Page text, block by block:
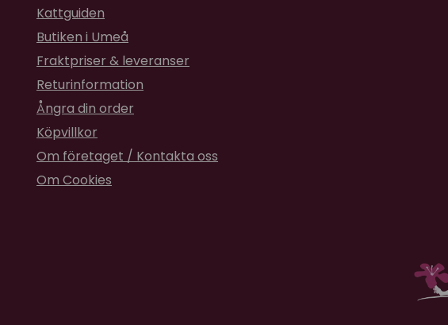
Kattguiden
Butiken i Umeå
Fraktpriser & leveranser
Returinformation
Ångra din order
Köpvillkor
Om företaget / Kontakta oss
Om Cookies